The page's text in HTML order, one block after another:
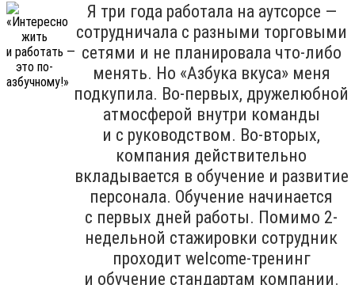
Я три года работала на аутсорсе —
сотрудничала с разными торговыми
сетями и не планировала что-либо
менять. Но «Азбука вкуса» меня
подкупила. Во-первых, дружелюбной
атмосферой внутри команды
и с руководством. Во-вторых,
компания действительно
вкладывается в обучение и развитие
персонала. Обучение начинается
с первых дней работы. Помимо 2-
недельной стажировки сотрудник
проходит welcome-тренинг
и обучение стандартам компании.